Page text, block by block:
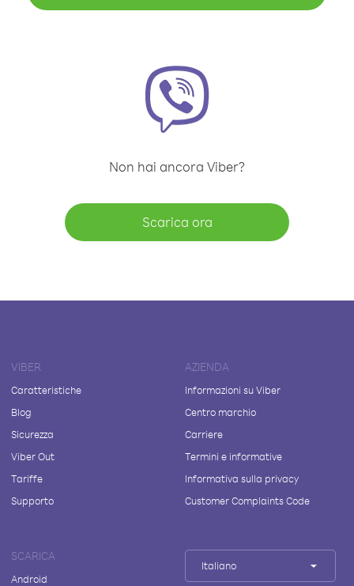
Non hai ancora Viber?
Scarica ora
VIBER
Caratteristiche
Blog
Sicurezza
Viber Out
Tariffe
Supporto
AZIENDA
Informazioni su Viber
Centro marchio
Carriere
Termini e informative
Informativa sulla privacy
Customer Complaints Code
SCARICA
Android
Italiano